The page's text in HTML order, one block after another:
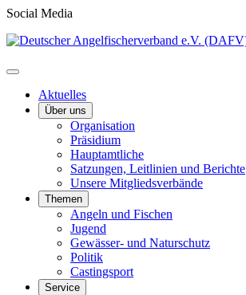
Social Media
Aktuelles
Über uns
Organisation
Präsidium
Hauptamtliche
Satzungen, Leitlinien und Berichte
Unsere Mitgliedsverbände
Themen
Angeln und Fischen
Jugend
Gewässer- und Naturschutz
Politik
Castingsport
Service